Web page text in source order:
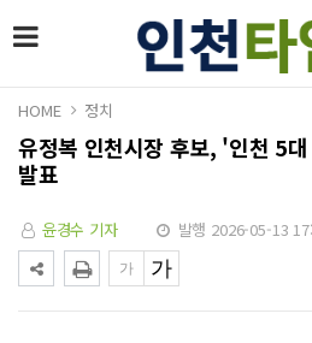
HOME 정치
유정복 인천시장 후보, '인천 5
발표
윤경수 기자 발행 2026-05-13